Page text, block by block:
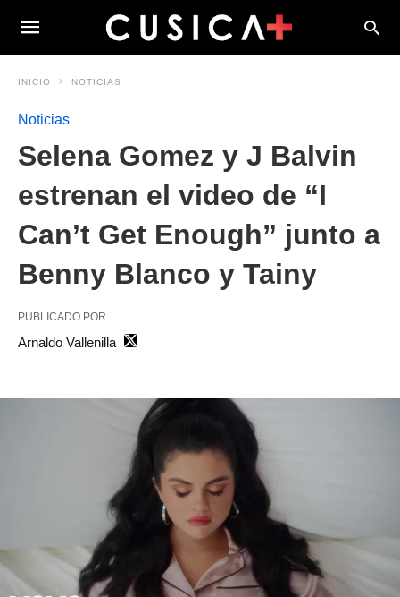
INICIO NOTICIAS
Noticias
Selena Gomez y J Balvin
estrenan el video de “I
Can’t Get Enough” junto a
Benny Blanco y Tainy
PUBLICADO POR
Arnaldo Vallenilla